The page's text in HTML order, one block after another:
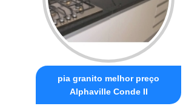
pia granito melhor preço
Alphaville Conde II